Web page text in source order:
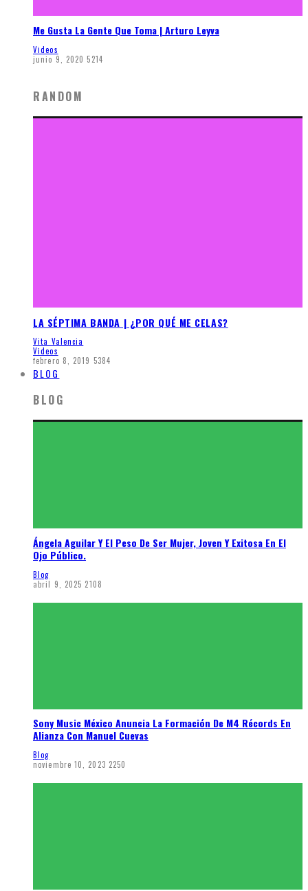
Me Gusta La Gente Que Toma | Arturo Leyva
Videos
junio 9, 2020 5214
RANDOM
LA SÉPTIMA BANDA | ¿POR QUÉ ME CELAS?
Vita Valencia
Videos
febrero 8, 2019 5384
BLOG
BLOG
Ángela Aguilar Y El Peso De Ser Mujer, Joven Y Exitosa En El
Ojo Público.
Blog
abril 9, 2025 2108
Sony Music México Anuncia La Formación De M4 Récords En
Alianza Con Manuel Cuevas
Blog
noviembre 10, 2023 2250